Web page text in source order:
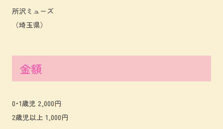
所沢ミューズ
（埼玉県）
金額
0･1歳児 2,000円
2歳児以上 1,000円